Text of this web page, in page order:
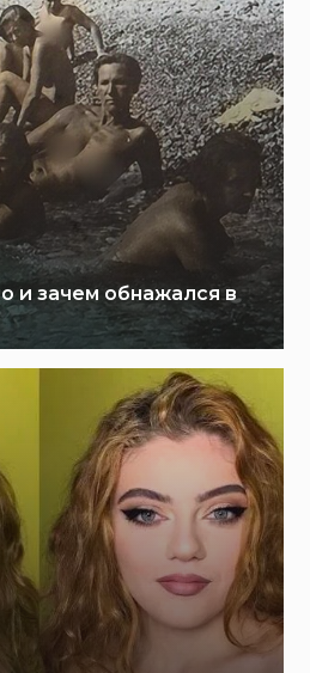
и зачем обнажался в